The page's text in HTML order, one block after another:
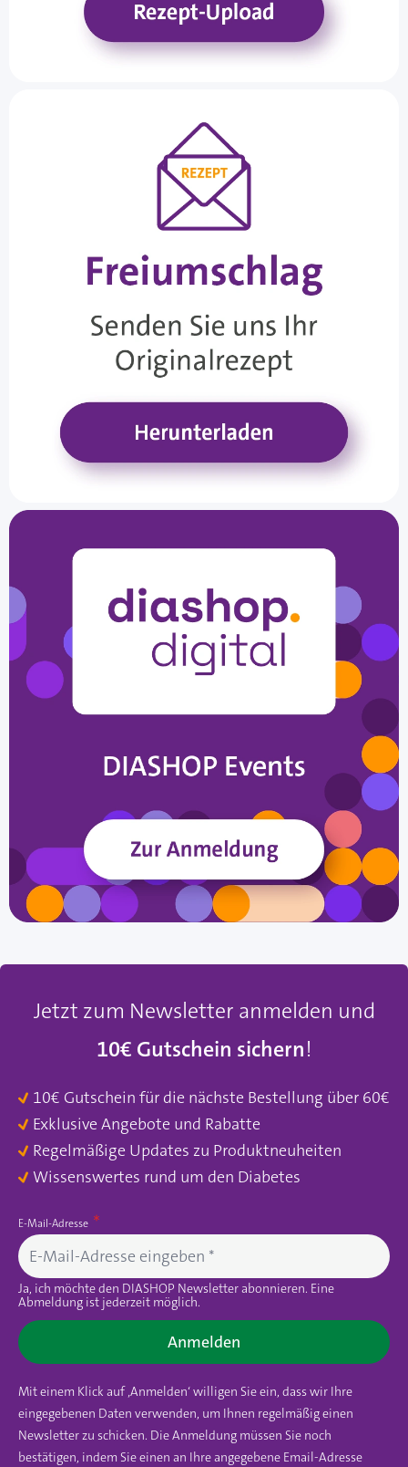
Jetzt zum Newsletter anmelden und
10€ Gutschein sichern!
10€ Gutschein für die nächste Bestellung über 60€
Exklusive Angebote und Rabatte
Regelmäßige Updates zu Produktneuheiten
Wissenswertes rund um den Diabetes
E-Mail-Adresse
Ja, ich möchte den DIASHOP Newsletter abonnieren. Eine
Abmeldung ist jederzeit möglich.
Anmelden
Mit einem Klick auf ‚Anmelden‘ willigen Sie ein, dass wir Ihre
eingegebenen Daten verwenden, um Ihnen regelmäßig einen
Newsletter zu schicken. Die Anmeldung müssen Sie noch
bestätigen, indem Sie einen an Ihre angegebene Email-Adresse